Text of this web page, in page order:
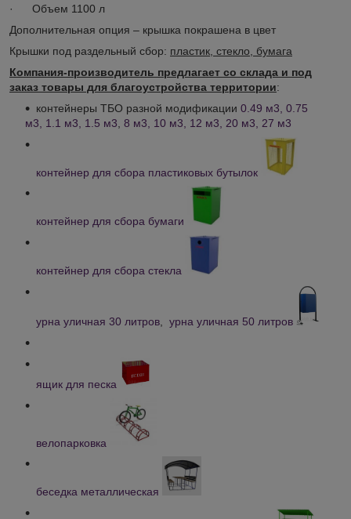
· Объем 1100 л
Дополнительная опция – крышка покрашена в цвет
Крышки под раздельный сбор: пластик, стекло, бумага
Компания-производитель предлагает со склада и под
заказ товары для благоустройства территории:
контейнеры ТБО разной модификации 0.49 м3 , 0.75
м3 , 1.1 м3 , 1.5 м3 8 м3 , 10 м3 , 12 м3 , 20 м3 , 27 м3
контейнер для сбора пластиковых бутылок
контейнер для сбора бумаги
контейнер для сбора стекла
урна уличная 30 литров урна уличная 50 литров
ящик для песка
велопарковка
беседка металлическая